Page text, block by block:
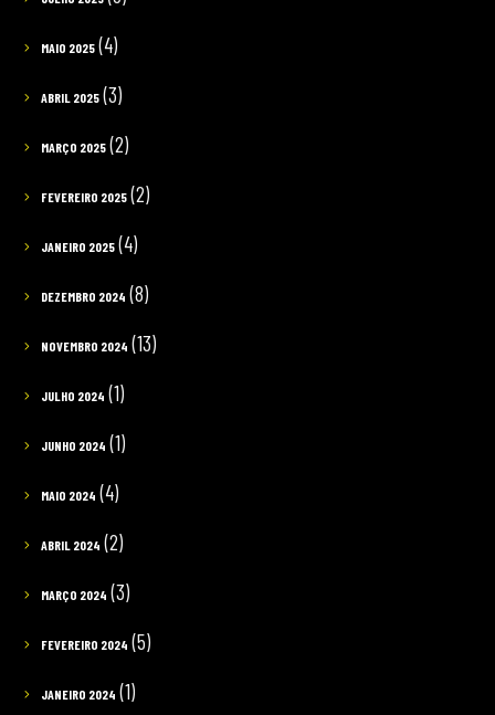
MAIO 2025(4)
ABRIL 2025(3)
MARÇO 2025(2)
FEVEREIRO 2025(2)
JANEIRO 2025(4)
DEZEMBRO 2024 (8)
NOVEMBRO 2024 (13)
JULHO 2024 (1)
JUNHO 2024 (1)
MAIO 2024 (4)
ABRIL 2024 (2)
MARÇO 2024 (3)
FEVEREIRO 2024 (5)
JANEIRO 2024 (1)